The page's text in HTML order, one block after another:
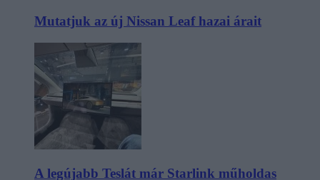
Mutatjuk az új Nissan Leaf hazai árait
A legújabb Teslát már Starlink műholdas